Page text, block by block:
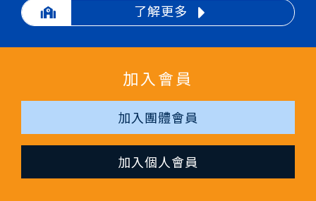
了解更多
加入會員
加入團體會員
加入個人會員